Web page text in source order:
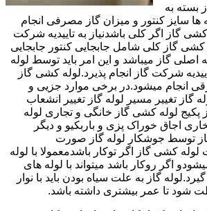
بسته به
ها سایز کنتور و میزان گاز مصرفی انجام
گاز اگر کلی باشدنیاز به تاییدیه شرکت
کشی گاز کلی شامل جابجایی کنتور جابجایی
اصلی گاز میباشد و این امر باید توسط لوله
شرکت گاز انجام پذیرد.لوله کشی گاز
انجام میشود.در برخی موارد جزیی و
گاز تغییر مسیر لوله گاز تغییر انشعاب
پکیج لوله کشی گاز خانگی و تجاری لوله
اجاق خوراک پزی و باربکیو و دیگر
توسط جوشکار لوله گاز صورت
لوله کشی گاز اگر توکار باشدمعمولا با لوله
اگر روکار باشد میتواند با لوله های
گاز به علت سیاه بودن باید با نوار
شود تا عمر بیشتری داشته باشد.